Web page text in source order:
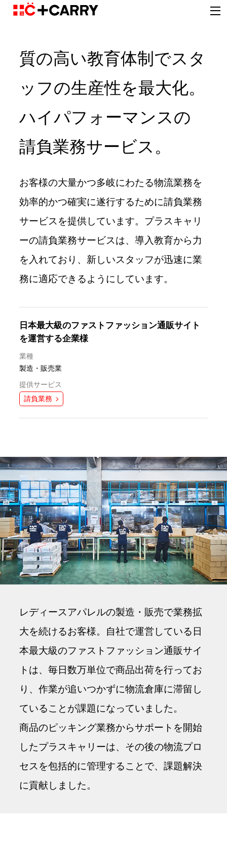
質の高い教育体制でスタ
ッフの生産性を最大化。
ハイパフォーマンスの
請負業務サービス。
お客様の大量かつ多岐にわたる物流業務を
効率的かつ確実に遂行するために請負業務
サービスを提供しています。プラスキャリ
ーの請負業務サービスは、導入教育から力
を入れており、新しいスタッフが迅速に業
務に適応できるようにしています。
日本最大級のファストファッション通販サイト
を運営する企業様
業種
製造・販売業
提供サービス
請負業務
レディースアパレルの製造・販売で業務拡
大を続けるお客様。自社で運営している日
本最大級のファストファッション通販サイ
トは、毎日数万単位で商品出荷を行ってお
り、作業が追いつかずに物流倉庫に滞留し
ていることが課題になっていました。
商品のピッキング業務からサポートを開始
したプラスキャリーは、その後の物流プロ
セスを包括的に管理することで、課題解決
に貢献しました。